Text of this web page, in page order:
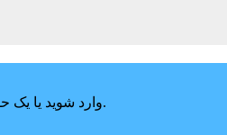
وارد شوید یا یک حساب کاربری جدید ایجاد کنید.